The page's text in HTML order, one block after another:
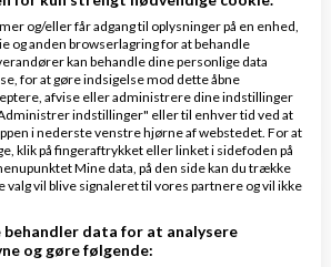
du med 1 stjerne til mig, en
tror du jeg gengælder dette
maling. Kontakt malerfirmaet Råd & Mal
og/eller får adgang til oplysninger på en enhed,
og anden browserlagring for at behandle
kan behandle dine personlige data
for at gøre indsigelse mod dette åbne
afvise eller administrere dine indstillinger
indstillinger" eller til enhver tid ved at
i nederste venstre hjørne af webstedet. For at
klik på fingeraftrykket eller linket i sidefoden på
Mine data, på den side kan du trække
valg vil blive signaleret til vores partnere og vil ikke
data for at analysere
og gøre følgende: